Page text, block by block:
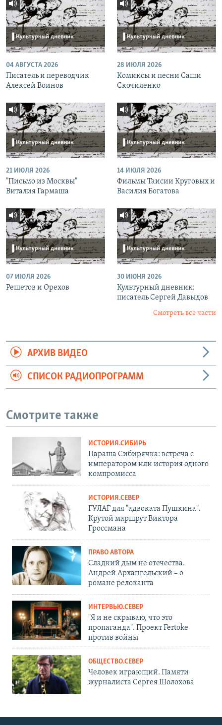
04 АВГУСТА 2026
Писатель и переводчик
Алексей Воинов
28 ИЮЛЯ 2026
Комиксы и песни Саши
Скочиленко
21 ИЮЛЯ 2026
"Письмо из Москвы"
Виталия Гармаша
14 ИЮЛЯ 2026
Фильмы Таисии Круговых и
Василия Богатова
07 ИЮЛЯ 2026
Решетов и Орехов
30 ИЮНЯ 2026
Культурный дневник:
писатель Сергей Давыдов
Смотреть все части
АРХИВ ВИДЕО
СПИСОК РАДИОПРОГРАММ
Смотрите также
ИСТОРИЯ.СИБИРЬ
Параша Сибирячка: встреча с
императором или история одного
компромисса
ИСТОРИЯ.СЕВЕР
ГУЛАГ для "адвоката Пушкина".
Крутой маршрут Виктора
Гроссмана
ПРАВО АВТОРА
Сладкий дым не отечества.
Андрей Архангельский – о
романе релоканта
ИНТЕРВЬЮ.СЕВЕР
"Я и не скрываю, что это
пропаганда". Проект Fertoke
против войны
ОБЩЕСТВО.СЕВЕР
Человек играющий. Памяти
журналиста Сергея Шолохова